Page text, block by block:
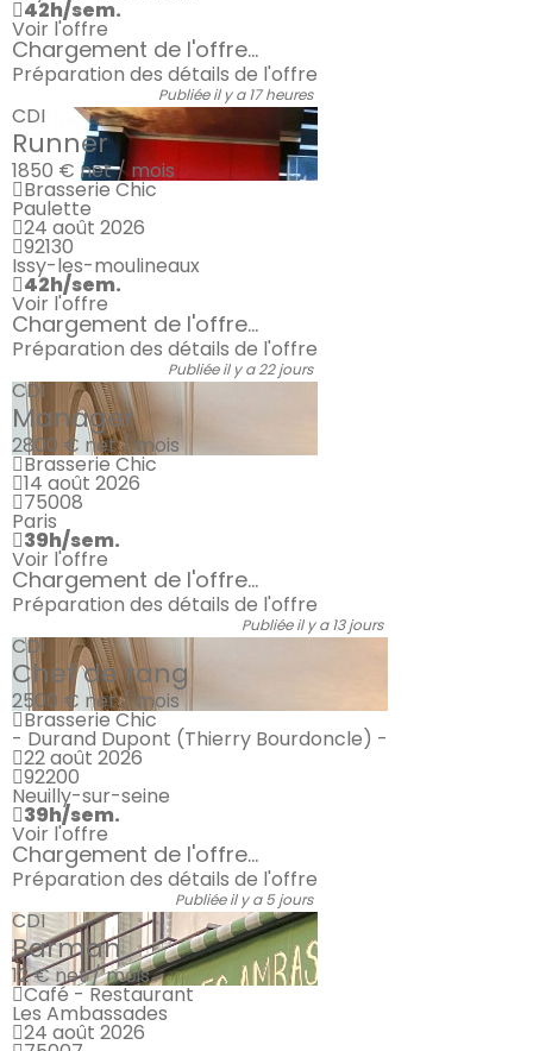
42h/sem.
Voir l'offre
Chargement de l'offre...
Préparation des détails de l'offre
Publiée il y a 17 heures
CDI
Runner
1850 € net / mois
Brasserie Chic
Paulette
24 août 2026
92130
Issy-les-moulineaux
42h/sem.
Voir l'offre
Chargement de l'offre...
Préparation des détails de l'offre
Publiée il y a 22 jours
CDI
Manager
2800 € net / mois
Brasserie Chic
14 août 2026
75008
Paris
39h/sem.
Voir l'offre
Chargement de l'offre...
Préparation des détails de l'offre
Publiée il y a 13 jours
CDI
Chef de rang
2500 € net / mois
Brasserie Chic
- Durand Dupont (Thierry Bourdoncle) -
22 août 2026
92200
Neuilly-sur-seine
39h/sem.
Voir l'offre
Chargement de l'offre...
Préparation des détails de l'offre
Publiée il y a 5 jours
CDI
Barman
12 €net / mois
Café - Restaurant
Les Ambassades
24 août 2026